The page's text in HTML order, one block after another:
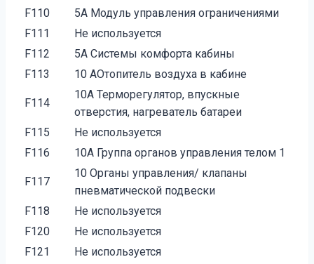
F110
5A Модуль управления ограничениями
F111
Не используется
F112
5A Системы комфорта кабины
F113
10 AОтопитель воздуха в кабине
F114
10A Терморегулятор, впускные
отверстия, нагреватель батареи
F115
Не используется
F116
10A Группа органов управления телом 1
F117
10 Органы управления/ клапаны
пневматической подвески
F118
Не используется
F120
Не используется
F121
Не используется